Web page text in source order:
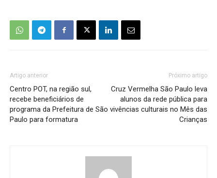
Artigo anterior
Centro POT, na região sul,
recebe beneficiários de
programa da Prefeitura de São
Paulo para formatura
Próximo artigo
Cruz Vermelha São Paulo leva
alunos da rede pública para
vivências culturais no Mês das
Crianças